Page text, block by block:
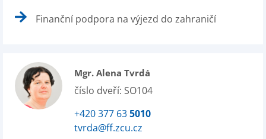
Finanční podpora na výjezd do zahraničí
Mgr. Alena Tvrdá
číslo dveří: SO104
+420 377 635010
tvrda@ff.zcu.cz